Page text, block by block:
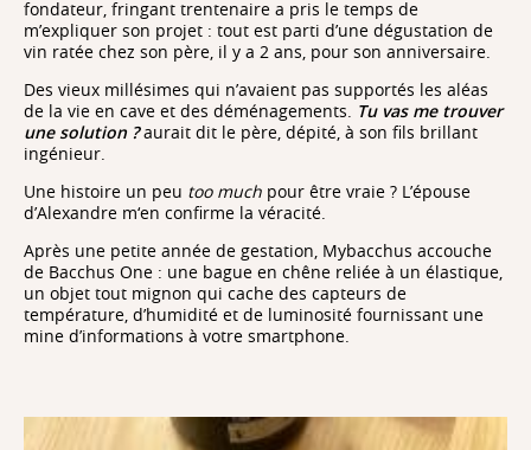
fondateur, fringant trentenaire a pris le temps de
m’expliquer son projet : tout est parti d’une dégustation de
vin ratée chez son père, il y a 2 ans, pour son anniversaire.
Des vieux millésimes qui n’avaient pas supportés les aléas
de la vie en cave et des déménagements. Tu vas me trouver
une solution ? aurait dit le père, dépité, à son fils brillant
ingénieur.
Une histoire un peu too much pour être vraie ? L’épouse
d’Alexandre m‘en confirme la véracité.
Après une petite année de gestation, Mybacchus accouche
de Bacchus One : une bague en chêne reliée à un élastique,
un objet tout mignon qui cache des capteurs de
température, d’humidité et de luminosité fournissant une
mine d’informations à votre smartphone.